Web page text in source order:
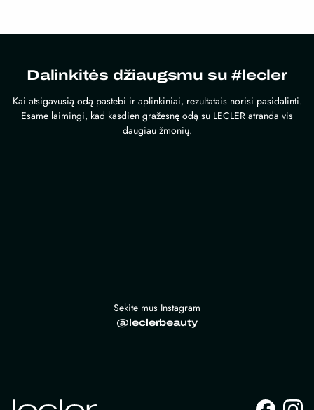
Dalinkitės džiaugsmu su #lecler
Kai atsigavusią odą pastebi ir aplinkiniai, rezultatais norisi pasidalinti.
Esame laimingi, kad kasdien gražesnę odą su LECLER atranda vis
daugiau žmonių.
Sekite mus Instagram
@leclerbeauty